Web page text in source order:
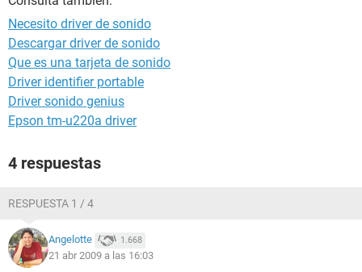
--------[ Resumen ]------------------------------------------------------------------------------
-----------------------
Ordenador:
Sistema operativo Microsoft Windows XP Professional
Service Pack del Sistema Operativo Service Pack 3
Nombre del sistema XP-6C784D03919E
Placa base:
Tipo de procesador Unknown, 2100 MHz
Nombre de la Placa Base Desconocido
Chipset de la Placa Base Desconocido
Necesito driver de sonido
Descargar driver de sonido
Que es una tarjeta de sonido
Driver identifier portable
Driver sonido genius
Epson tm-u220a driver
4 respuestas
RESPUESTA 1 / 4
Angelotte 1.668
21 abr 2009 a las 16:03